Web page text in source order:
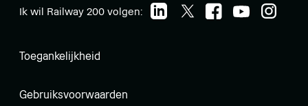
Ik wil Railway 200 volgen:
Toegankelijkheid
Gebruiksvoorwaarden